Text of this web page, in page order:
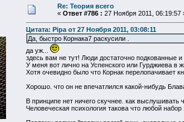
Re: Теория всего
« Ответ #786 : 27 Ноября 2011, 06:19:57
Цитата: Pipa от 27 Ноября 2011, 03:08:11
Да, быстро Корнака7 раскусили .
да уж...
здесь вам не тут! Люди достаточно подкованные
У меня вот лично на Успенского или Гурджиева в
Хотя очевидно было что Корнак перелопачивает
Хорошо. что он не впечатлился какой-нибудь
В принципе нет ничего скучнее. как выслушивать
Человеческая психология такова что любой